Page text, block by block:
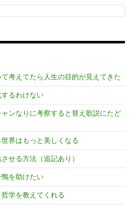
考えてたら人生の目的が見えてきた
るわけない
ンなりに考察すると替え歌説にたど
界はもっと美しくなる
せる方法（追記あり）
を助けたい
学を教えてくれる